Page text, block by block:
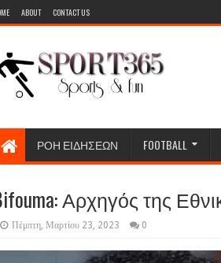
ABOUT CONTACT US
ΡΟΗ ΕΙΔΗΣΕΩΝ FOOTBALL
Αρχηγός της
Πέμπτη, Μαρτίου 23, 2023 0